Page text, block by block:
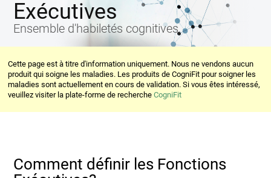
Exécutives
Ensemble d'habiletés cognitives.
Cette page est à titre d'information uniquement. Nous ne vendons aucun
produit qui soigne les maladies. Les produits de CogniFit pour soigner les
maladies sont actuellement en cours de validation. Si vous êtes intéressé,
veuillez visiter la plate-forme de rechercheCogniFit
Comment définir les Fonctions